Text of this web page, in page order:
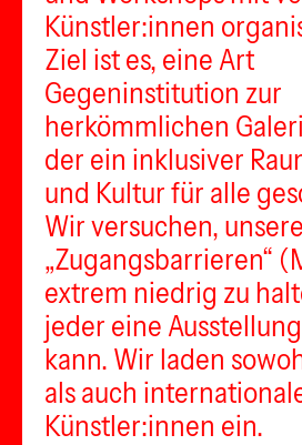
Künstler:innen
Ziel ist es, eine Art
Gegeninstitution zur
herkömmlichen
der ein inklusiver
und Kultur für alle
Wir versuchen, unsere
„Zugangsbarrieren“
extrem niedrig zu
jeder eine
kann. Wir laden
als auch
Künstler:innen ein.